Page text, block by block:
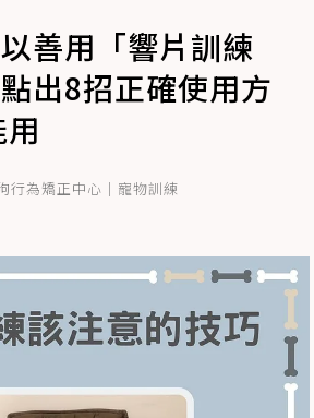
善用「響片訓練
出8招正確使用方
行為矯正中心｜寵物訓練